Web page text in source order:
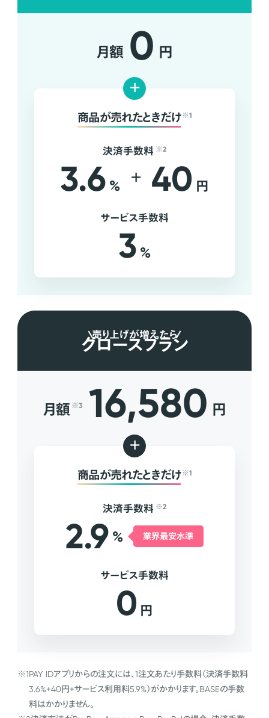
月額 0 円
+
商品が売れたときだけ ※1
決済手数料 ※2
3.6 % + 40 円
サービス手数料
3 %
売り上げが増えたら
グロースプラン
月額 ※3 16,580 円
+
商品が売れたときだけ ※1
決済手数料 ※2
2.9 % 業界最安水準
サービス手数料
0 円
※1PAY IDアプリからの注文には、1注文あたり手数料（決済手数料
3.6%+40円+サービス利用料5.9%）がかかります。BASEの手数
料はかかりません。